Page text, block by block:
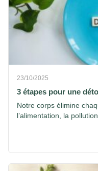
23/10/2025
3 étapes pour une
Notre corps élimine
l’alimentation, la